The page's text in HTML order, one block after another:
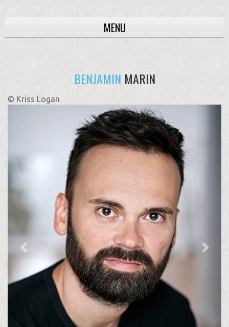
MENU
BENJAMINMARIN
© Kriss Logan
Previous Next